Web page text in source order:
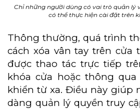
Chỉ những người dùng có vai trò quản lý
có thể thực hiện cài đặt trên
Thông thường, quá trình
cách xóa vân tay trên cửa
được thao tác trực tiếp
khóa cửa hoặc thông
khiển từ xa. Điều này giúp
dàng quản lý quyền truy